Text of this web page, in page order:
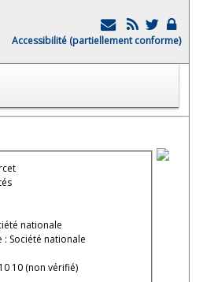
Accessibilité (partiellement conforme)
nationale
Société nationale
10 (non vérifié)